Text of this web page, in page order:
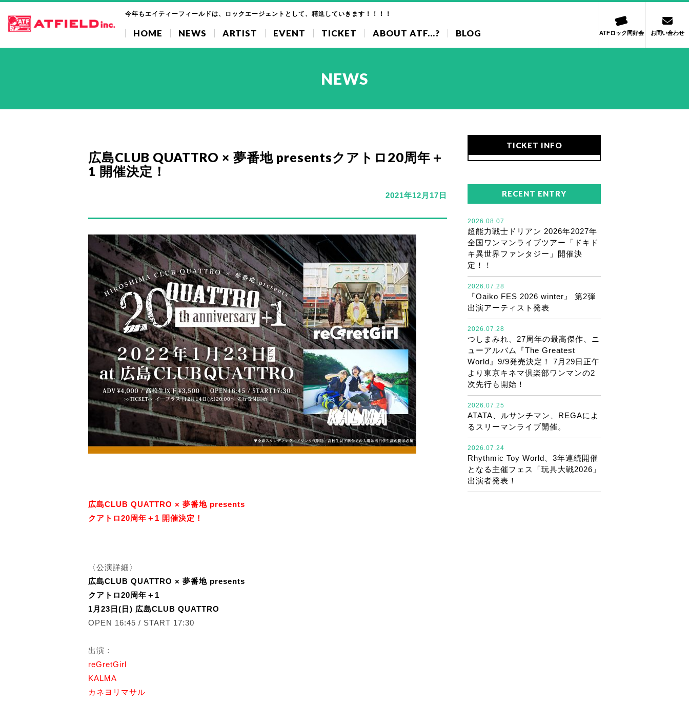
今年もエイティーフィールドは、ロックエージェントとして、精進していきます！！！！
HOME NEWS ARTIST EVENT TICKET ABOUT ATF...? BLOG ATFロック同好会 お問い合わせ
NEWS
広島CLUB QUATTRO × 夢番地 presentsクアトロ20周年＋
1 開催決定！
2021年12月17日
広島CLUB QUATTRO × 夢番地 presents
クアトロ20周年＋1 開催決定！
〈公演詳細〉
広島CLUB QUATTRO × 夢番地 presents
クアトロ20周年＋1
1月23日(日) 広島CLUB QUATTRO
OPEN 16:45 / START 17:30
出演：
reGretGirl
KALMA
カネヨリマサル
TICKET INFO
RECENT ENTRY
2026.08.07
超能力戦士ドリアン 2026年2027年
全国ワンマンライブツアー「ドキド
キ異世界ファンタジー」開催決
定！！
2026.07.28
『Oaiko FES 2026 winter』 第2弾
出演アーティスト発表
2026.07.28
つしまみれ、27周年の最高傑作、ニ
ューアルバム『The Greatest
World』9/9発売決定！ 7月29日正午
より東京キネマ倶楽部ワンマンの2
次先行も開始！
2026.07.25
ATATA、ルサンチマン、REGAによ
るスリーマンライブ開催。
2026.07.24
Rhythmic Toy World、3年連続開催
となる主催フェス「玩具大戦2026」
出演者発表！